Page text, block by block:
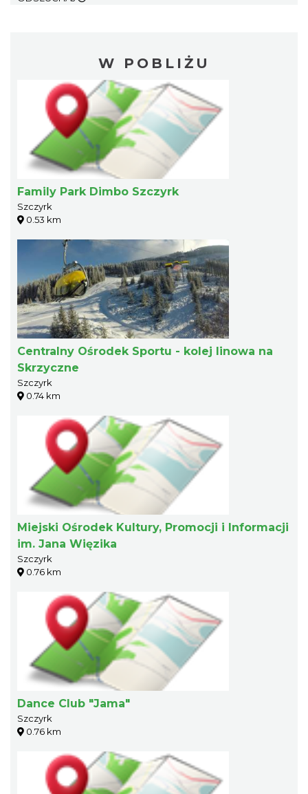
W POBLIŻU
Family Park Dimbo Szczyrk
Szczyrk
0.53 km
Centralny Ośrodek Sportu - kolej linowa na
Skrzyczne
Szczyrk
0.74 km
Miejski Ośrodek Kultury, Promocji i Informacji
im. Jana Więzika
Szczyrk
0.76 km
Dance Club "Jama"
Szczyrk
0.76 km